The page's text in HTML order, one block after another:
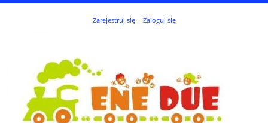
Zarejestruj się Zaloguj się